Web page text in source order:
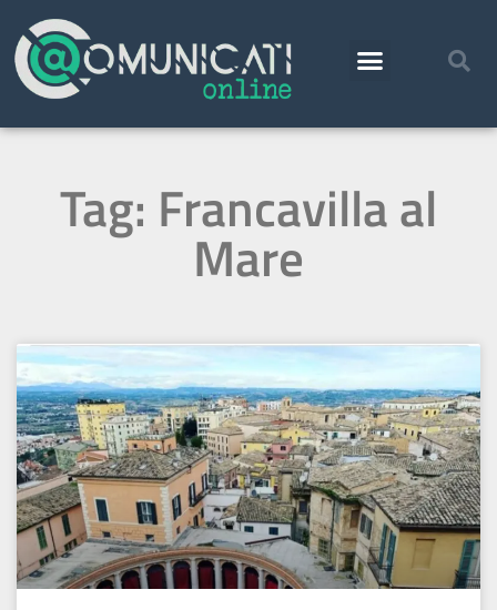
Tag: Francavilla al
Mare